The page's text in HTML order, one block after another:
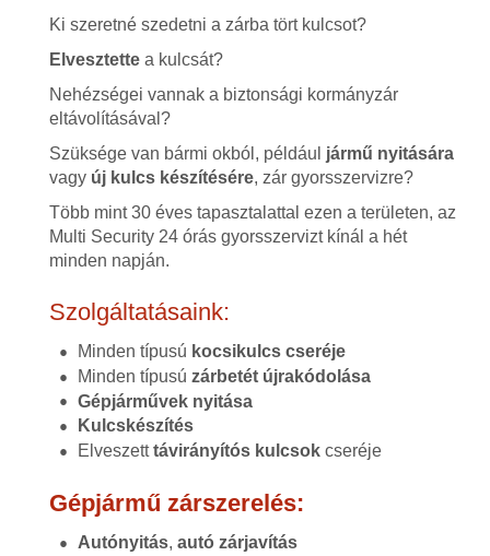
Ki szeretné szedetni a zárba tört kulcsot?
Elvesztettea kulcsát?
Nehézségei vannak a biztonsági kormányzár
eltávolításával?
Szüksége van bármi okból, például jármű nyitására
vagy új kulcs készítésére, zár gyorsszervizre?
Több mint 30 éves tapasztalattal ezen a területen, az
Multi Security 24 órás gyorsszervizt kínál a hét
minden napján.
Szolgáltatásaink:
Minden típusú kocsikulcs cseréje
Minden típusú zárbetét újrakódolása
Gépjárművek nyitása
Kulcskészítés
Elveszetttávirányítós kulcsokcseréje
Gépjármű zárszerelés:
Autónyitás, autó zárjavítás